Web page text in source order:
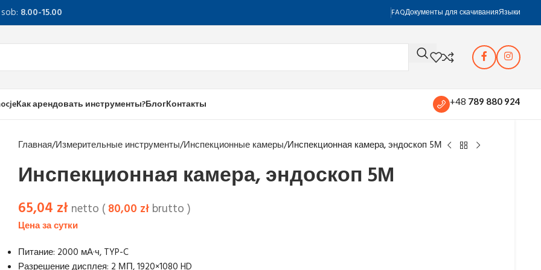
8.00-15.00 FAQДокументы для скачиванияЯзыки
Как арендовать инструменты?БлогКонтакты +48 789 880 924
Главная Измерительные инструменты Инспекционные камеры Инспекционная камера, эндоскоп 5М
Инспекционная камера, эндоскоп 5М
65,04 zł netto (80,00 zł brutto )
Питание: 2000 мА·ч, TYP-C
Разрешение дисплея: 2 МП, 1920×1080 HD